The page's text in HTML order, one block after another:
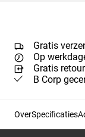
Gratis
Op
Gratis
B Corp
OverSpecificaties